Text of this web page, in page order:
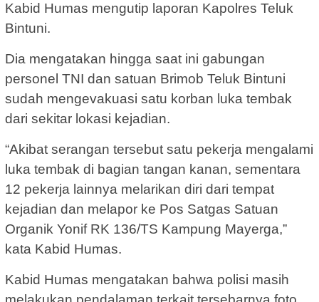
Kabid Humas mengutip laporan Kapolres Teluk
Bintuni.
Dia mengatakan hingga saat ini gabungan
personel TNI dan satuan Brimob Teluk Bintuni
sudah mengevakuasi satu korban luka tembak
dari sekitar lokasi kejadian.
“Akibat serangan tersebut satu pekerja mengalami
luka tembak di bagian tangan kanan, sementara
12 pekerja lainnya melarikan diri dari tempat
kejadian dan melapor ke Pos Satgas Satuan
Organik Yonif RK 136/TS Kampung Mayerga,”
kata Kabid Humas.
Kabid Humas mengatakan bahwa polisi masih